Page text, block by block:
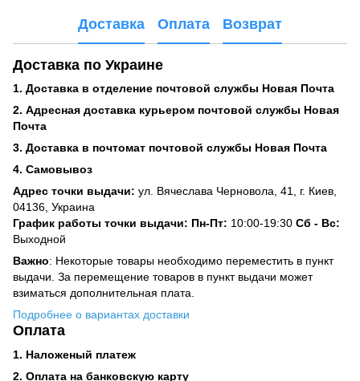
Доставка Оплата Возврат
Доставка по Украине
1. Доставка в отделение почтовой службы Новая Почта
2. Адресная доставка курьером почтовой службы Новая
Почта
3. Доставка в почтомат почтовой службы Новая Почта
4. Самовывоз
Адрес точки выдачи: ул. Вячеслава Черновола, 41, г. Киев,
04136, Украина
График работы точки выдачи: Пн-Пт: 10:00-19:30 Сб - Вс:
Выходной
Важно: Некоторые товары необходимо переместить в пункт
выдачи. За перемещение товаров в пункт выдачи может
взиматься дополнительная плата.
Подробнее о вариантах доставки
Оплата
1. Наложеный платеж
2. Оплата на банковскую карту